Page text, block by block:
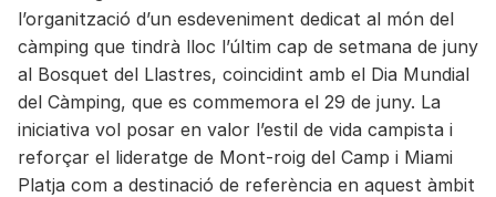
l’organització d’un esdeveniment dedicat al món del
càmping que tindrà lloc l’últim cap de setmana de juny
al Bosquet del Llastres, coincidint amb el Dia Mundial
del Càmping, que es commemora el 29 de juny. La
iniciativa vol posar en valor l’estil de vida campista i
reforçar el lideratge de Mont-roig del Camp i Miami
Platja com a destinació de referència en aquest àmbit